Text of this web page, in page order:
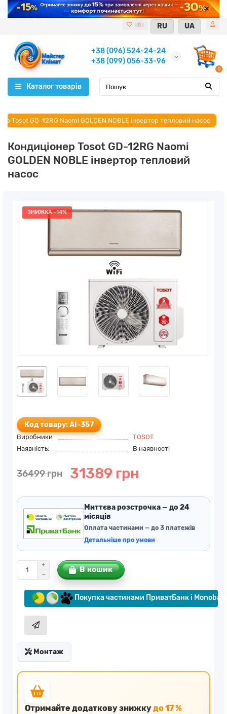
0 RU UA
+38 (096) 524-24-24
+38 (099) 056-33-96
0
Каталог товарів
Tosot GD-12RG Naomi GOLDEN NOBLE інвертор тепловий насос
Кондиціонер Tosot GD-12RG Naomi
GOLDEN NOBLE інвертор тепловий
насос
ЗНИЖКА -14%
Код товару: AI-357
Виробники
TOSOT
Наявність:
В наявності
36499 грн 31389 грн
Миттєва розстрочка — до 24
місяців
Оплата частинами — до 3 платежів
Детальніше про умови
В кошик
Покупка частинами ПриватБанк і
Монтаж
Отримайте додаткову знижкудо 17 %